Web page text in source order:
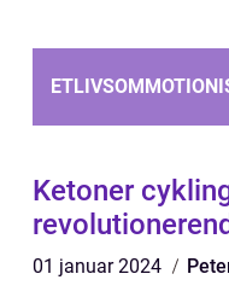
Ketoner
01 januar 2024